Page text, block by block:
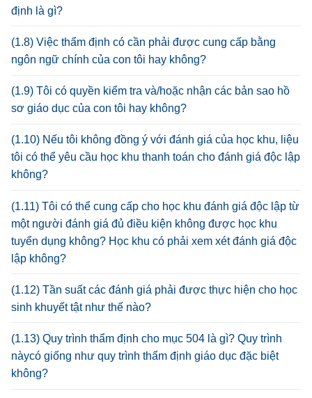
định là gì?
(1.8) Việc thẩm định có cần phải được cung cấp bằng
ngôn ngữ chính của con tôi hay không?
(1.9) Tôi có quyền kiểm tra và/hoặc nhận các bản sao hồ
sơ giáo dục của con tôi hay không?
(1.10) Nếu tôi không đồng ý với đánh giá của học khu, liệu
tôi có thể yêu cầu học khu thanh toán cho đánh giá độc lập
không?
(1.11) Tôi có thể cung cấp cho học khu đánh giá độc lập từ
một người đánh giá đủ điều kiện không được học khu
tuyển dụng không? Học khu có phải xem xét đánh giá độc
lập không?
(1.12) Tần suất các đánh giá phải được thực hiện cho học
sinh khuyết tật như thế nào?
(1.13) Quy trình thẩm định cho mục 504 là gì? Quy trình
nàycó giống như quy trình thẩm định giáo dục đặc biệt
không?